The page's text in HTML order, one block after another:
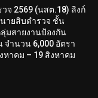
จ 2569 (นสต.18) ลิงก์
ายสิบตำรวจ ชั้น
มสายงานป้องกัน
จำนวน 6,000 อัตรา
หาคม – 19 สิงหาคม